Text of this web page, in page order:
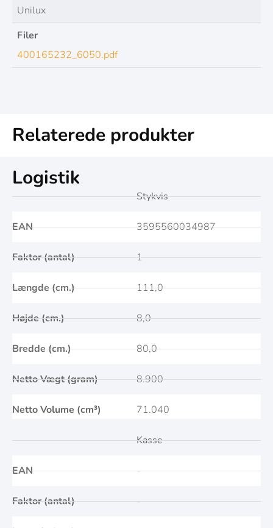
Unilux
Filer
400165232_6050.pdf
Relaterede produkter
Logistik
EAN
Faktor (antal)
Længde (cm.)
Højde (cm.)
Bredde (cm.)
Netto Vægt (gram)
Netto Volume (cm³)
Stykvis
3595560034987
1
111,0
8,0
80,0
8.900
71.040
EAN
Faktor (antal)
Kasse
-
-